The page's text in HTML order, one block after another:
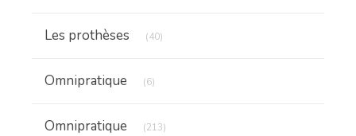
Les prothèses (40)
Omnipratique (6)
Omnipratique (213)